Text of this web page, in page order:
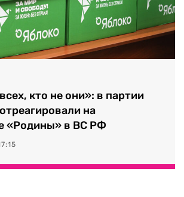
кто не они»: в партии
на
«Родины» в ВС РФ